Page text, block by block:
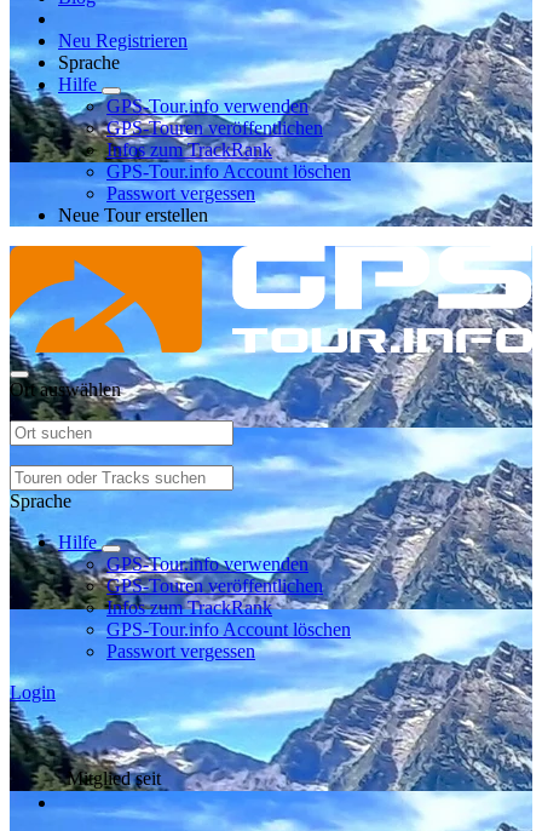
Neu Registrieren
Sprache
Hilfe
GPS-Tour.info verwenden
GPS-Touren veröffentlichen
Infos zum TrackRank
GPS-Tour.info Account löschen
Passwort vergessen
Neue Tour erstellen
Ort auswählen
Sprache
Hilfe
GPS-Tour.info verwenden
GPS-Touren veröffentlichen
Infos zum TrackRank
GPS-Tour.info Account löschen
Passwort vergessen
Login
Mitglied seit